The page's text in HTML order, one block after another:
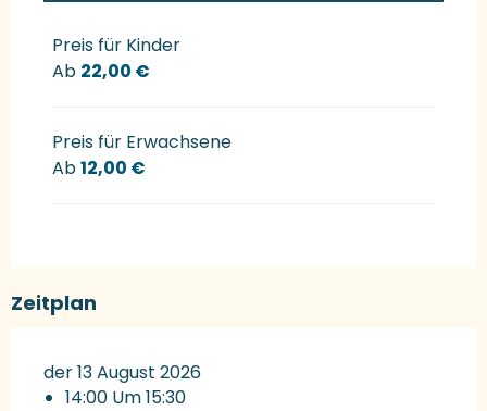
Preise 2027
Preis für Kinder
Ab 22,00 €
Preis für Erwachsene
Ab12,00 €
Zeitplan
der 13 August 2026
14:00 Um 15:30